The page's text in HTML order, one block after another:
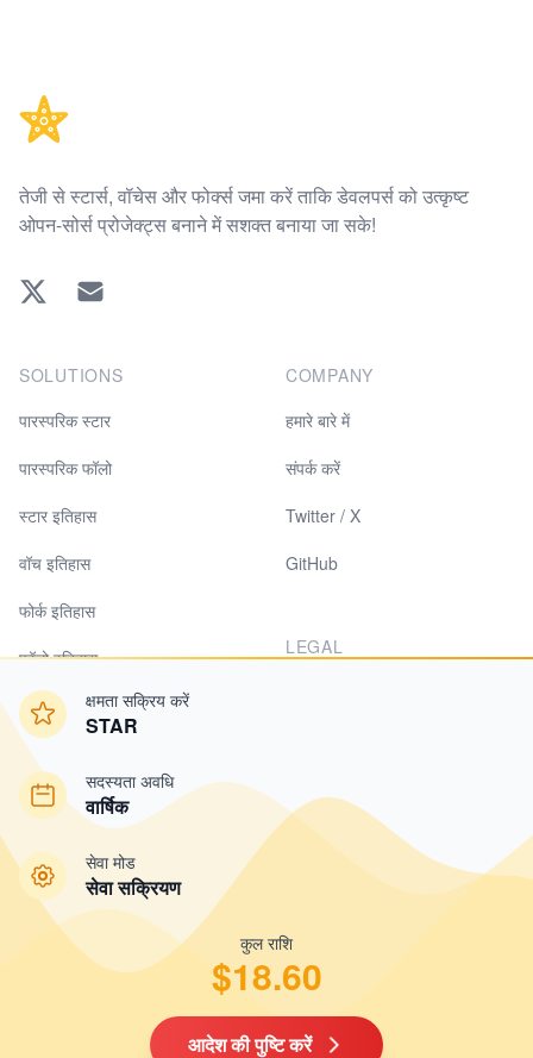
क्षमता सक्रिय करें
STAR
सदस्यता अवधि
वार्षिक
सेवा मोड
सेवा सक्रियण
कुल राशि
$18.60
आदेश की पुष्टि करें
तेजी से स्टार्स, वॉचेस और फोर्क्स जमा करें ताकि डेवलपर्स को उत्कृष्ट
ओपन-सोर्स प्रोजेक्ट्स बनाने में सशक्त बनाया जा सके!
Twitter EMAIL
SOLUTIONS
पारस्परिक स्टार
पारस्परिक फॉलो
स्टार इतिहास
वॉच इतिहास
फोर्क इतिहास
फॉलो इतिहास
ब्लॉक सूची
SUPPORT
विशेषताएँ
अक्सर पूछे जाने वाले प्रश्न
COMPANY
हमारे बारे में
संपर्क करें
Twitter / X
GitHub
LEGAL
© 2026 GITHUBSTAR LLC.